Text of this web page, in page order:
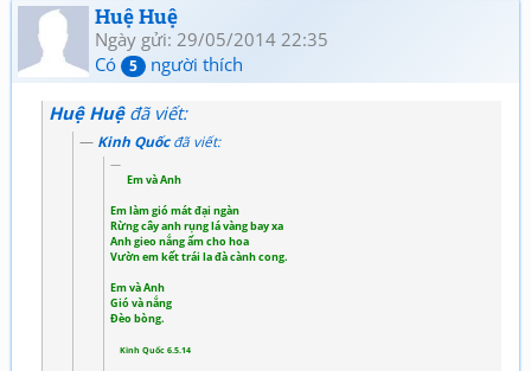
Huệ Huệ
Ngày gửi: 29/05/2014 22:35
Có
5 người thích
Huệ Huệđã viết:
Kinh Quốcđã viết:
Em và Anh
Em làm gió mát đại ngàn
Rừng cây anh rụng lá vàng bay xa
Anh gieo nắng ấm cho hoa
Vườn em kết trái la đà cành cong.
Em và Anh
Gió và nắng
Đèo bòng.
Kinh Quốc 6.5.14